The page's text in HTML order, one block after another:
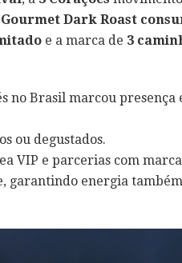
Dark Roast
e a marca de 3
no Brasil marcou presença
ou degustados.
VIP e parcerias com
garantindo energia